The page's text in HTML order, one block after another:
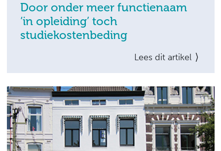
Door onder meer functienaam
‘in opleiding’ toch
studiekostenbeding
Mag u als werkgever overgaan tot
dienstverband beëindigt? Belangrijk zijn uw
afspraken over opleiding, de titel van de
functie en uw verslaglegging van het
functioneren van de werknemer.
Lees dit artikel